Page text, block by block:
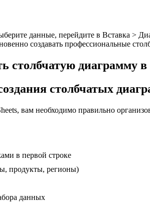
данные, перейдите в Вставка >
создавать профессиональные
диаграмму в
столбчатых
вам необходимо правильно
в первой строке
продукты, регионы)
данных